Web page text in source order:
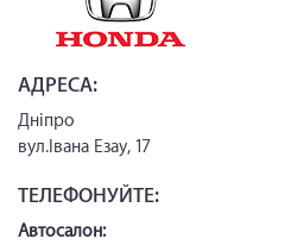
АДРЕСА:
Дніпро
вул.Івана Езау, 17
ТЕЛЕФОНУЙТЕ:
Автосалон: